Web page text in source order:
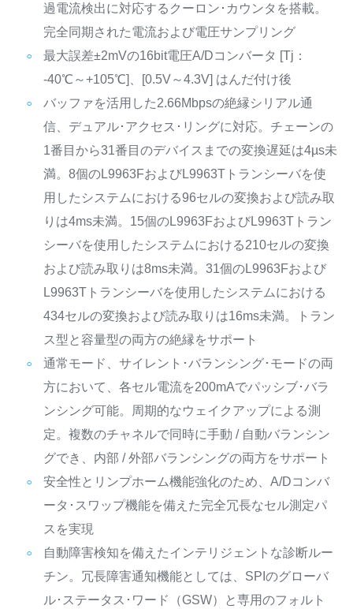
過電流検出に対応するクーロン･カウンタを搭載。
完全同期された電流および電圧サンプリング
最大誤差±2mVの16bit電圧A/Dコンバータ [Tj：
-40℃～+105℃]、[0.5V～4.3V] はんだ付け後
バッファを活用した2.66Mbpsの絶縁シリアル通
信、デュアル･アクセス･リングに対応。チェーンの
1番目から31番目のデバイスまでの変換遅延は4µs未
満。8個のL9963FおよびL9963Tトランシーバを使
用したシステムにおける96セルの変換および読み取
りは4ms未満。15個のL9963FおよびL9963Tトラン
シーバを使用したシステムにおける210セルの変換
および読み取りは8ms未満。31個のL9963Fおよび
L9963Tトランシーバを使用したシステムにおける
434セルの変換および読み取りは16ms未満。トラン
ス型と容量型の両方の絶縁をサポート
通常モード、サイレント･バランシング･モードの両
方において、各セル電流を200mAでパッシブ･バラ
ンシング可能。周期的なウェイクアップによる測
定。複数のチャネルで同時に手動 / 自動バランシン
グでき、内部 / 外部バランシングの両方をサポート
安全性とリンプホーム機能強化のため、A/Dコンバ
ータ･スワップ機能を備えた完全冗長なセル測定パ
スを実現
自動障害検知を備えたインテリジェントな診断ルー
チン。冗長障害通知機能としては、SPIのグローバ
ル･ステータス･ワード（GSW）と専用のフォルト